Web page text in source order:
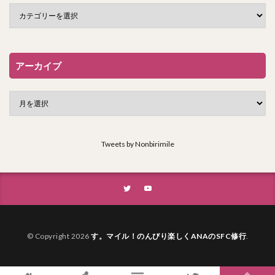
アーカイブ
Tweets by Nonbirimile
© Copyright 2026 す。マイル！のんびり楽しくANAのSFC修行.